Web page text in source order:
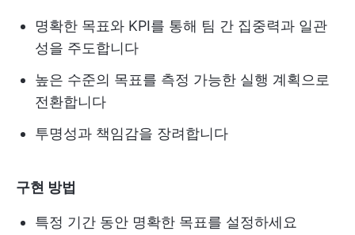
명확한 목표와 KPI를 통해 팀 간 집중력과 일관
성을 주도합니다
높은 수준의 목표를 측정 가능한 실행 계획으로
전환합니다
투명성과 책임감을 장려합니다
구현 방법
특정 기간 동안 명확한 목표를 설정하세요